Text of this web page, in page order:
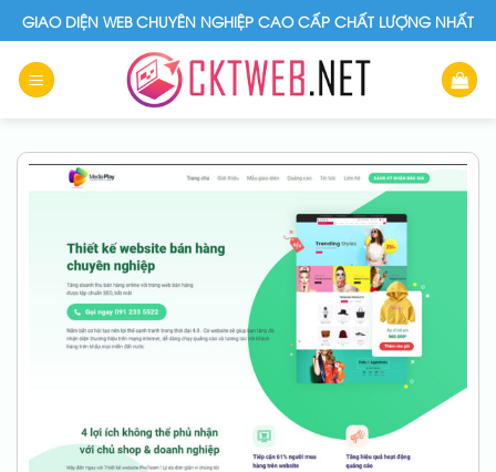
Skip
to
content
GIAO DIỆN WEB CHUYÊN NGHIỆP CAO CẤP CHẤT LƯỢNG NHẤT